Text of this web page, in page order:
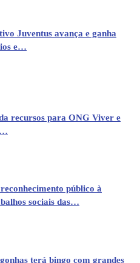
Juventus avança e ganha
e…
recursos para ONG Viver e
público à
sociais das…
terá bingo com grandes